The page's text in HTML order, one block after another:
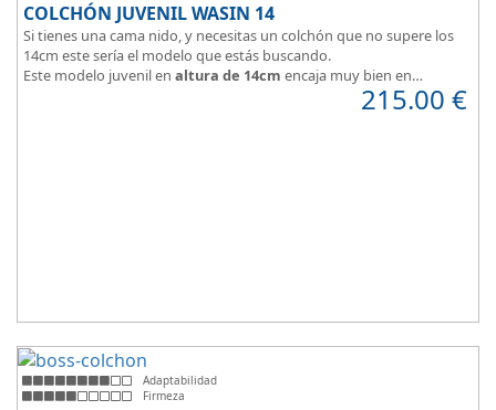
COLCHÓN JUVENIL WASIN 14
Si tienes una cama nido, y necesitas un colchón que no supere los
14cm este sería el modelo que estás buscando.
Este modelo juvenil en altura de 14cm encaja muy bien en
215.00 €
Adaptabilidad
Firmeza